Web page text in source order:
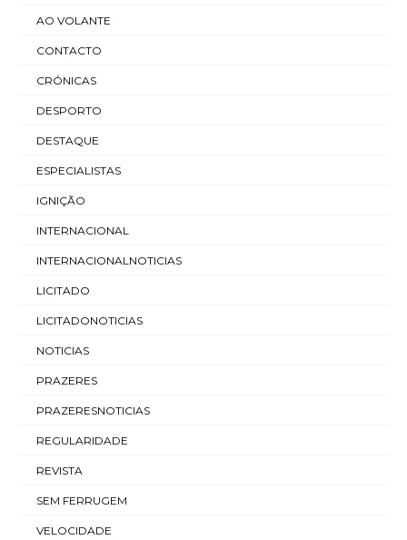
AO VOLANTE
CONTACTO
CRÓNICAS
DESPORTO
DESTAQUE
ESPECIALISTAS
IGNIÇÃO
INTERNACIONAL
INTERNACIONALNOTICIAS
LICITADO
LICITADONOTICIAS
NOTICIAS
PRAZERES
PRAZERESNOTICIAS
REGULARIDADE
REVISTA
SEM FERRUGEM
VELOCIDADE